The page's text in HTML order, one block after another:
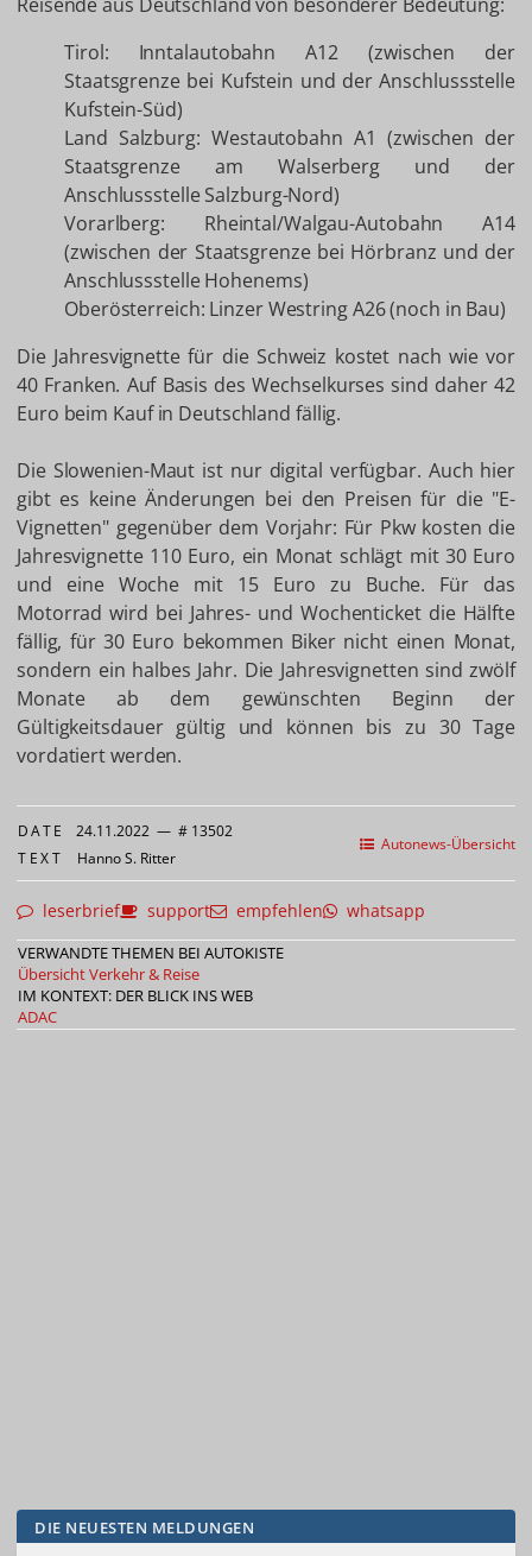
Reisende aus Deutschland von besonderer Bedeutung:
Tirol: Inntalautobahn A12 (zwischen der
Staatsgrenze bei Kufstein und der Anschlussstelle
Kufstein-Süd)
Land Salzburg: Westautobahn A1 (zwischen der
Staatsgrenze am Walserberg und der
Anschlussstelle Salzburg-Nord)
Vorarlberg: Rheintal/Walgau-Autobahn A14
(zwischen der Staatsgrenze bei Hörbranz und der
Anschlussstelle Hohenems)
Oberösterreich: Linzer Westring A26 (noch in Bau)
Die Jahresvignette für die Schweiz kostet nach wie vor
40 Franken. Auf Basis des Wechselkurses sind daher 42
Euro beim Kauf in Deutschland fällig.
Die Slowenien-Maut ist nur digital verfügbar. Auch hier
gibt es keine Änderungen bei den Preisen für die "E-
Vignetten" gegenüber dem Vorjahr: Für Pkw kosten die
Jahresvignette 110 Euro, ein Monat schlägt mit 30 Euro
und eine Woche mit 15 Euro zu Buche. Für das
Motorrad wird bei Jahres- und Wochenticket die Hälfte
fällig, für 30 Euro bekommen Biker nicht einen Monat,
sondern ein halbes Jahr. Die Jahresvignetten sind zwölf
Monate ab dem gewünschten Beginn der
Gültigkeitsdauer gültig und können bis zu 30 Tage
vordatiert werden.
Autonews-Übersicht
DATE 24.11.2022 — # 13502
TEXT Hanno S. Ritter
leserbrief support empfehlen whatsapp
VERWANDTE THEMEN BEI AUTOKISTE
Übersicht Verkehr & Reise
IM KONTEXT: DER BLICK INS WEB
ADAC
DIE NEUESTEN MELDUNGEN